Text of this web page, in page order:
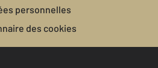
personnelles
des cookies